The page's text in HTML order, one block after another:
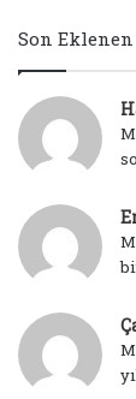
Son